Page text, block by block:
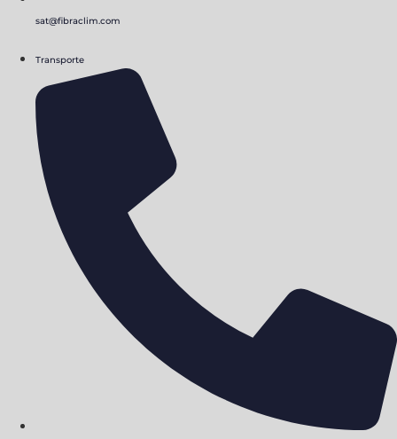
sat@fibraclim.com
Transporte